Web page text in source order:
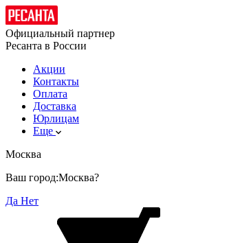
Официальный партнер
Ресанта в России
Акции
Контакты
Оплата
Доставка
Юрлицам
Еще
Москва
Ваш город:Москва?
Да Нет